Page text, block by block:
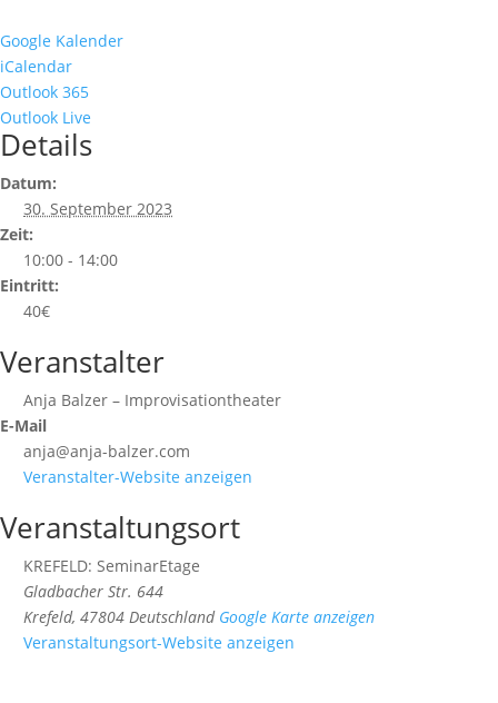
Google Kalender
iCalendar
Outlook 365
Outlook Live
Details
Datum:
30. September 2023
Zeit:
10:00 - 14:00
Eintritt:
40€
Veranstalter
Anja Balzer – Improvisationtheater
E-Mail
anja@anja-balzer.com
Veranstalter-Website anzeigen
Veranstaltungsort
KREFELD: SeminarEtage
Gladbacher Str. 644
Krefeld, 47804 Deutschland Google Karte anzeigen
Veranstaltungsort-Website anzeigen